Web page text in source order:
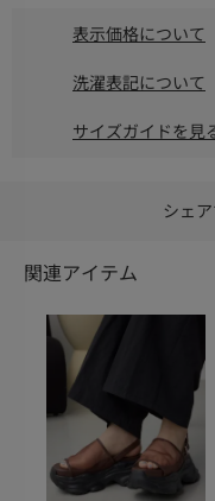
表示価格について
洗濯表記について
サイズガイドを見
シェ
関連アイテム